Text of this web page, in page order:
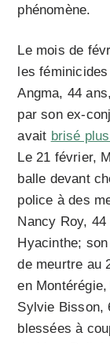
phénomène.
Le mois de
les
Angma, 44
par son ex-
avait brisé
Le 21 février,
balle devant
police à des
Nancy Roy,
Hyacinthe;
de meurtre au
en
Sylvie Bisson,
blessées à